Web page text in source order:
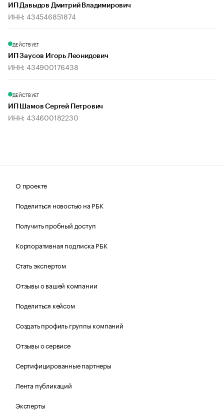
ИП Давыдов Дмитрий Владимирович
ИНН: 434546851874
ДЕЙСТВУЕТ
ИП Заусов Игорь Леонидович
ИНН: 434900176438
ДЕЙСТВУЕТ
ИП Шамов Сергей Петрович
ИНН: 434600182230
О проекте
Поделиться новостью на РБК
Получить пробный доступ
Корпоративная подписка РБК
Стать экспертом
Отзывы о вашей компании
Поделиться кейсом
Создать профиль группы компаний
Отзывы о сервисе
Сертифицированные партнеры
Лента публикаций
Эксперты